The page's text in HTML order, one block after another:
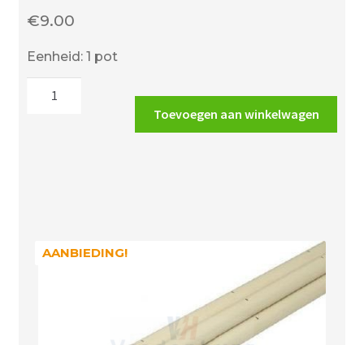
€9.00
Eenheid: 1 pot
Toevoegen aan winkelwagen
AANBIEDING!
AANBIEDING!